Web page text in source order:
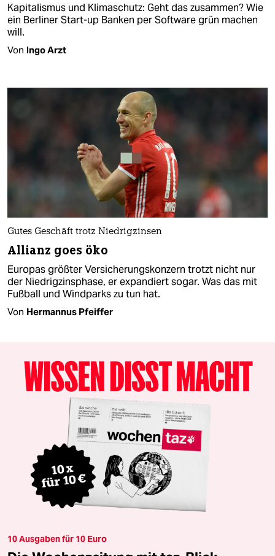
Kapitalismus und Klimaschutz: Geht das zusammen? Wie
ein Berliner Start-up Banken per Software grün machen
will.
Von Ingo Arzt
Gutes Geschäft trotz Niedrigzinsen
Allianz goes öko
Europas größter Versicherungskonzern trotzt nicht nur
der Niedrigzinsphase, er expandiert sogar. Was das mit
Fußball und Windparks zu tun hat.
Von Hermannus Pfeiffer
10 Ausgaben für 10 Euro